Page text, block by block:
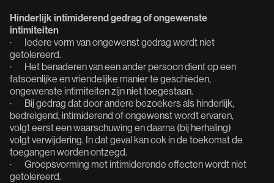
Hinderlijk intimiderend gedrag of ongewenste
intimiteiten
· Iedere vorm van ongewenst gedrag wordt niet
getolereerd.
· Het benaderen van een ander persoon dient op een
fatsoenlijke en vriendelijke manier te geschieden,
ongewenste intimiteiten zijn niet toegestaan.
· Bij gedrag dat door andere bezoekers als hinderlijk,
bedreigend, intimiderend of ongewenst wordt ervaren,
volgt eerst een waarschuwing en daarna (bij herhaling)
volgt verwijdering. In dat geval kan ook in de toekomst de
toegangen worden ontzegd.
· Groepsvorming met intimiderende effecten wordt niet
getolereerd.